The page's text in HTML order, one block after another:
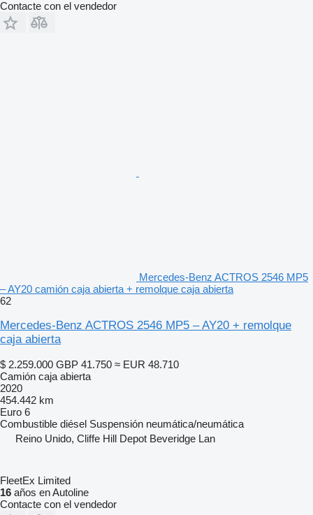
Contacte con el vendedor
Mercedes-Benz ACTROS 2546 MP5
– AY20 camión caja abierta + remolque caja abierta
62
Mercedes-Benz ACTROS 2546 MP5 – AY20 + remolque
caja abierta
$ 2.259.000 GBP 41.750 ≈ EUR 48.710
Camión caja abierta
2020
454.442 km
Euro 6
Combustible diésel Suspensión neumática/neumática
Reino Unido, Cliffe Hill Depot Beveridge Lan
FleetEx Limited
16 años en Autoline
Contacte con el vendedor